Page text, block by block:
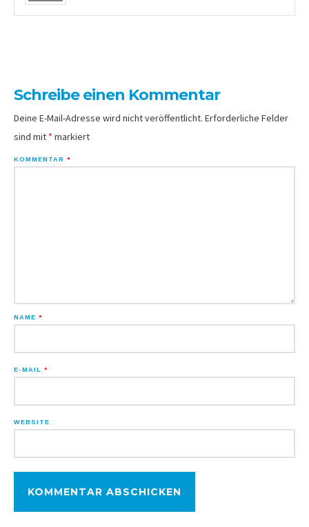
Schreibe einen Kommentar
Deine E-Mail-Adresse wird nicht veröffentlicht. Erforderliche Felder
sind mit * markiert
KOMMENTAR *
NAME *
E-MAIL *
WEBSITE